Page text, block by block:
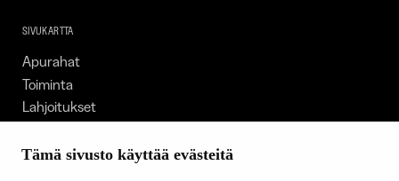
Tämä sivusto käyttää evästeitä
SIVUKARTTA
Apurahat
Toiminta
Lahjoitukset
Ajankohtaista